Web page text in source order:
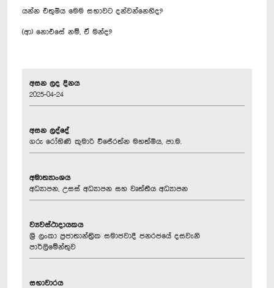
යන්න එතුමිය මෙම සභාවට දන්වන්නෙහිද?
(ආ) නොඑසේ නම්, ඒ මන්ද?
අසන ලද දිනය
2025-04-24
අසන ලද්දේ
ගරු රෝහිණි කුමාරි විජේරත්න මහත්මිය, පා.ම.
අමාත්‍යාංශය
අධ්‍යාපන, උසස් අධ්‍යාපන සහ වෘත්තීය අධ්‍යාපන
ව්‍යවස්ථාදායකය
ශ්‍රී ලංකා ප්‍රජාතාන්ත්‍රික සමාජවාදී ජනරජයේ දසවැනි
පාර්ලිමේන්තුව
සභාවාරය